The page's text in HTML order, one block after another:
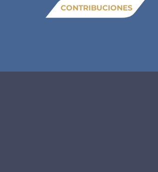
CONTRIBUCIONES